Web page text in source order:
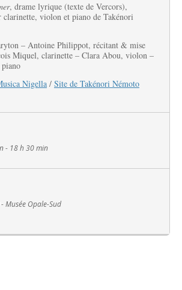
, drame lyrique (texte de Vercors),
violon et piano de Takénori
– Antoine Philippot, récitant & mise
Miquel, clarinette – Clara Abou, violon –
Nigella / Site de Takénori Némoto
- 18 h 30 min
Musée Opale-Sud